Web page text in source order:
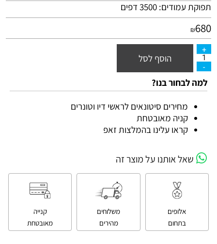
תפוקת עמודים: 3500 דפים
₪680
הוסף לסל
למה לבחור בנו?
מחירים סיטונאים לראשי דיו וטונרים
קניה מאובטחת
קראו עלינו בהמלצות זאפ
שאל אותנו על מוצר זה
אלופים
בתחום
משלוחים
מהירים
קנייה
מאובטחת